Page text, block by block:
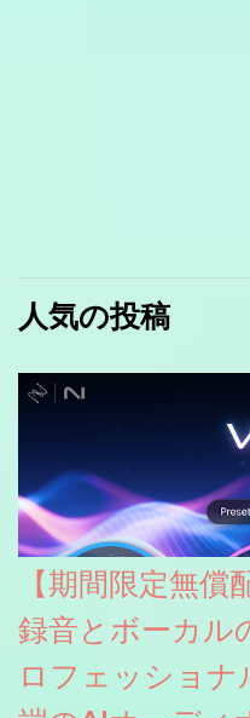
人気の投稿
【期間限定無
録音とボーカル
ロフェッショナ